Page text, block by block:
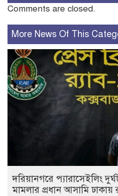
Comments are closed.
More News Of This
দরিয়ানগরে প্যারাসেইলিং
মামলার প্রধান আসামি ঢাকায়